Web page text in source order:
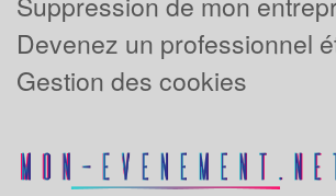
Devenez un professionnel
Gestion des cookies